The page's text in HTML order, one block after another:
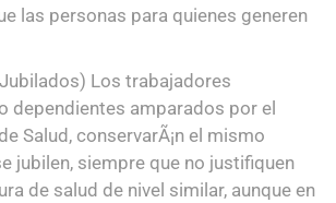
las personas para quienes generen
Los trabajadores
dependientes amparados por el
Salud, conservarÃ¡n el mismo
jubilen, siempre que no justifiquen
de salud de nivel similar, aunque en